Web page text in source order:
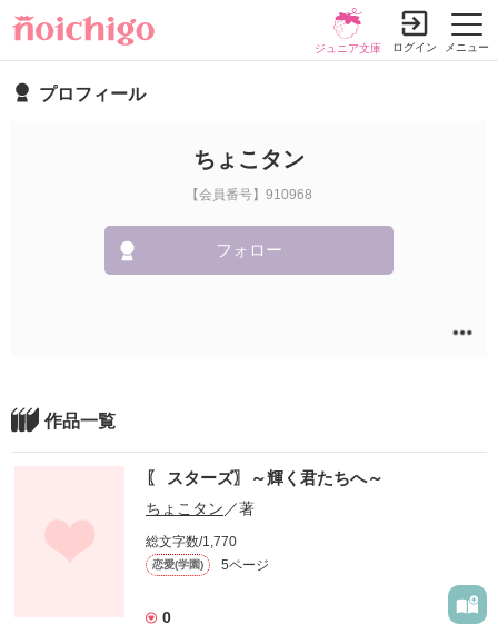
メニュー
ジュニア文庫 ログイン
プロフィール
ちょこタン
【会員番号】910968
フォロー
作品一覧
〖 スターズ〗～輝く君たちへ～
ちょこタン ／著
総文字数/1,770
恋愛(学園) 5ページ
0